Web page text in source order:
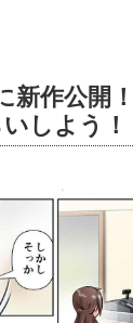
新作公開
しよう！